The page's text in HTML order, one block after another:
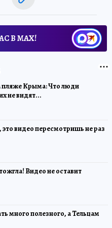
В МАХ!
пляже Крыма: Что люди
не видят...
это видео пересмотришь не раз
Видео не оставит
много полезного, а Тельцам